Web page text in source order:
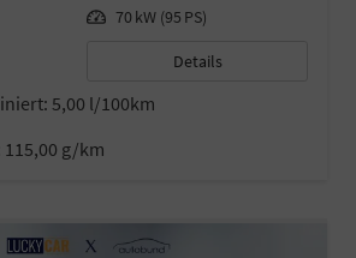
Leistung 70 kW (95 PS)
Details
5,00 l/100km
115,00 g/km